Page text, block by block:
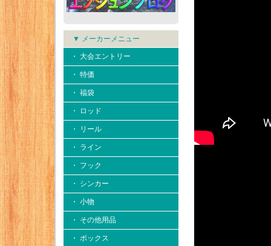
▼ メーカーメニュー
・ 大会エントリー
・ 特価
・ 福袋
・ ロッド
・ リール
・ ライン
・ フック
・ シンカー
・ 小物
・ その他用品
・ ボックス